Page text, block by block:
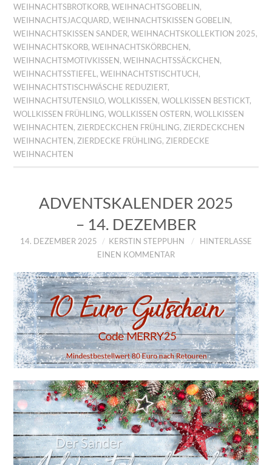
WEIHNACHTSBROTKORB,WEIHNACHTSGOBELIN,
WEIHNACHTSJACQUARD,WEIHNACHTSKISSEN GOBELIN,
WEIHNACHTSKISSEN SANDER,WEIHNACHTSKOLLEKTION 2025,
WEIHNACHTSKORB,WEIHNACHTSKÖRBCHEN,
WEIHNACHTSMOTIVKISSEN,WEIHNACHTSSÄCKCHEN,
WEIHNACHTSSTIEFEL ,WEIHNACHTSTISCHTUCH,
WEIHNACHTSTISCHWÄSCHE REDUZIERT,
WEIHNACHTSUTENSILO,WOLLKISSEN,WOLLKISSEN BESTICKT,
WOLLKISSEN FRÜHLING,WOLLKISSEN OSTERN,WOLLKISSEN
WEIHNACHTEN, ZIERDECKCHEN FRÜHLING, ZIERDECKCHEN
WEIHNACHTEN, ZIERDECKE FRÜHLING, ZIERDECKE
WEIHNACHTEN
ADVENTSKALENDER 2025
– 14. DEZEMBER
14. DEZEMBER 2025 KERSTIN STEPPUHN
HINTERLASSE
EINEN KOMMENTAR